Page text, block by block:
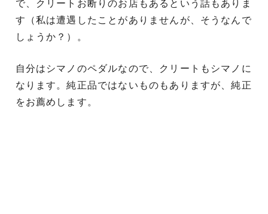
で、クリートお断りのお店もあるという話もありま
す（私は遭遇したことがありませんが、そうなんで
しょうか？）。
自分はシマノのペダルなので、クリートもシマノに
なります。純正品ではないものもありますが、純正
をお薦めします。